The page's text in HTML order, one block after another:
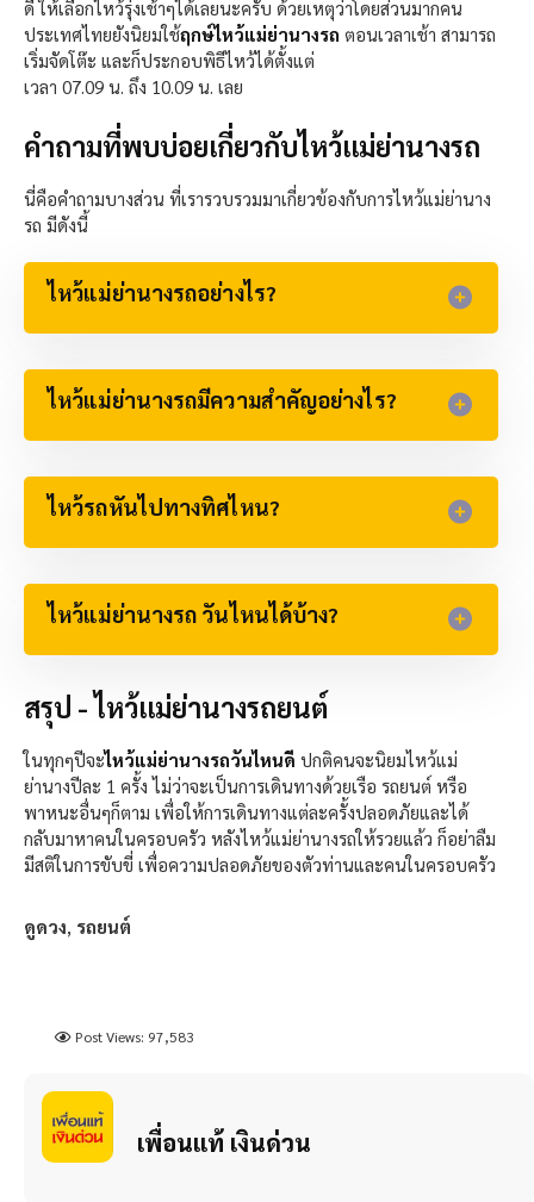
ดี ให้เลือกไหว้รุ่งเช้าๆได้เลยนะครับ ด้วยเหตุว่าโดยส่วนมากคน
ประเทศไทยยังนิยมใช้ฤกษ์ไหว้แม่ย่านางรถ ตอนเวลาเช้า สามารถ
เริ่มจัดโต๊ะ และก็ประกอบพิธีไหว้ได้ตั้งแต่
เวลา 07.09 น. ถึง 10.09 น. เลย
คำถามที่พบบ่อยเกี่ยวกับไหว้แม่ย่านางรถ
นี่คือคำถามบางส่วน ที่เรารวบรวมมาเกี่ยวข้องกับการไหว้แม่ย่านาง
รถ มีดังนี้
ไหว้แม่ย่านางรถอย่างไร?​
ไหว้แม่ย่านางรถมีความสำคัญอย่างไร?​
ไหว้รถหันไปทางทิศไหน?​
ไหว้แม่ย่านางรถ วันไหนได้บ้าง?​
สรุป - ไหว้แม่ย่านางรถยนต์
ในทุกๆปีจะไหว้แม่ย่านางรถวันไหนดี ปกติคนจะนิยมไหว้แม่
ย่านางปีละ 1 ครั้ง ไม่ว่าจะเป็นการเดินทางด้วยเรือ รถยนต์ หรือ
พาหนะอื่นๆก็ตาม เพื่อให้การเดินทางแต่ละครั้งปลอดภัยและได้
กลับมาหาคนในครอบครัว หลังไหว้แม่ย่านางรถให้รวยแล้ว ก็อย่าลืม
มีสติในการขับขี่ เพื่อความปลอดภัยของตัวท่านและคนในครอบครัว
ดูดวง รถยนต์
Post Views: 97,583
เพื่อนแท้ เงินด่วน